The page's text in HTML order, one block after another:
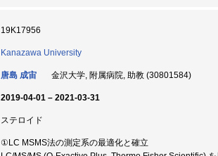
19K17956
Kanazawa University
唐島 成宙 金沢大学, 附属病院, 助教 (30801584)
2019-04-01 – 2021-03-31
ステロイド
①LC MSMS法の測定系の最適化と確立